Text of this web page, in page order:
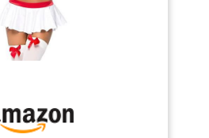
et vous garantit une
avec l'être aimé.